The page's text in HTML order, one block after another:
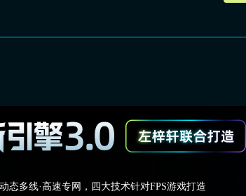
态多线·高速专网，四大技术针对FPS游戏打造